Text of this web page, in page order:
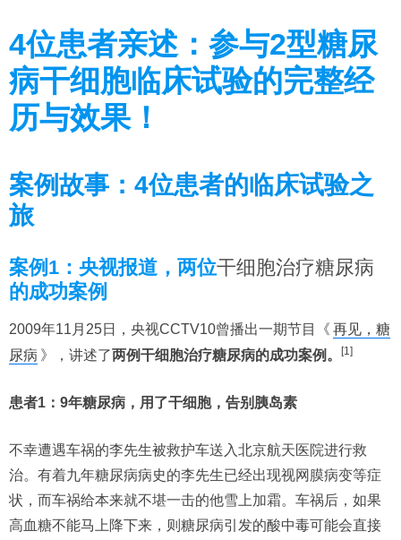
4位患者亲述：参与2型糖尿
病干细胞临床试验的完整经
历与效果！
案例故事：4位患者的临床试验之
旅
案例1：央视报道，两位干细胞治疗糖尿病
的成功案例
2009年11月25日，央视CCTV10曾播出一期节目《 再见，糖
尿病 》，讲述了两例干细胞治疗糖尿病的成功案例。 [1]
患者1：9年糖尿病，用了干细胞，告别胰岛素
不幸遭遇车祸的李先生被救护车送入北京航天医院进行救
治。有着九年糖尿病病史的李先生已经出现视网膜病变等症
状，而车祸给本来就不堪一击的他雪上加霜。车祸后，如果
高血糖不能马上降下来，则糖尿病引发的酸中毒可能会直接